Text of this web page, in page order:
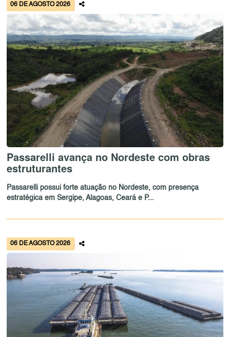
06 DE AGOSTO 2026
Passarelli avança no Nordeste com obras
estruturantes
Passarelli possui forte atuação no Nordeste, com presença
estratégica em Sergipe, Alagoas, Ceará e P...
06 DE AGOSTO 2026